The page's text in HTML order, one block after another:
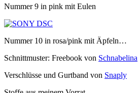
Nummer 9 in pink mit Eulen
Nummer 10 in rosa/pink mit Äpfeln…
Schnittmuster: Freebook von Schnabelina
Verschlüsse und Gurtband von Snaply